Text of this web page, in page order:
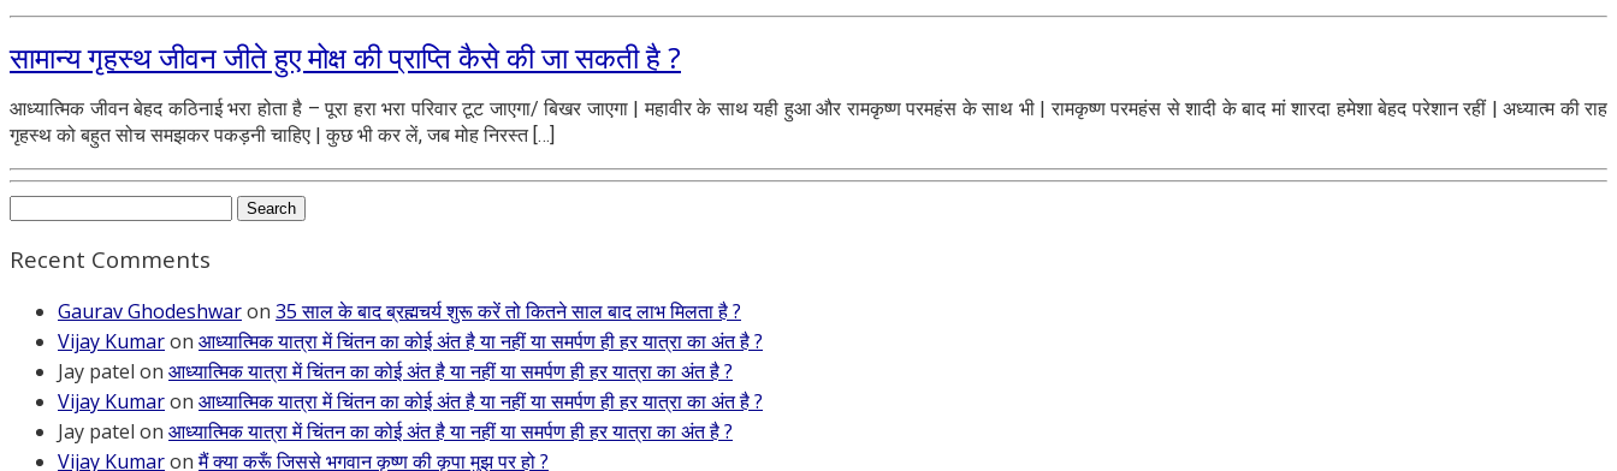
सामान्य गृहस्थ जीवन जीते हुए मोक्ष की प्राप्ति कैसे की जा सकती है ?
आध्यात्मिक जीवन बेहद कठिनाई भरा होता है – पूरा हरा भरा परिवार टूट जाएगा/ बिखर जाएगा | महावीर के साथ यही हुआ और रामकृष्ण परमहंस के साथ भी | रामकृष्ण परमहंस से शादी के बाद मां शारदा हमेशा बेहद परेशान रहीं | अध्यात्म की राह
गृहस्थ को बहुत सोच समझकर पकड़नी चाहिए | कुछ भी कर लें, जब मोह निरस्त […]
Search
Recent Comments
Gaurav Ghodeshwaron 35 साल के बाद ब्रह्मचर्य शुरू करें तो कितने साल बाद लाभ मिलता है ?
Vijay Kumaron आध्यात्मिक यात्रा में चिंतन का कोई अंत है या नहीं या समर्पण ही हर यात्रा का अंत है ?
Jay patel on आध्यात्मिक यात्रा में चिंतन का कोई अंत है या नहीं या समर्पण ही हर यात्रा का अंत है ?
Vijay Kumaron आध्यात्मिक यात्रा में चिंतन का कोई अंत है या नहीं या समर्पण ही हर यात्रा का अंत है ?
Jay patel on आध्यात्मिक यात्रा में चिंतन का कोई अंत है या नहीं या समर्पण ही हर यात्रा का अंत है ?
Vijay Kumaronमैं क्या करूँ जिससे भगवान कृष्ण की कृपा मुझ पर हो ?